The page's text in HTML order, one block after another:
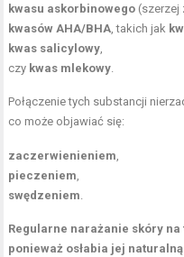
kwasu askorbinowego
kwasów AHA/BHA , takich jak
kwas salicylowy
czy kwas mlekowy
Połączenie tych substancji
co może objawiać się:
zaczerwienieniem
pieczeniem
swędzeniem
Regularne narażanie skóry
ponieważ osłabia jej